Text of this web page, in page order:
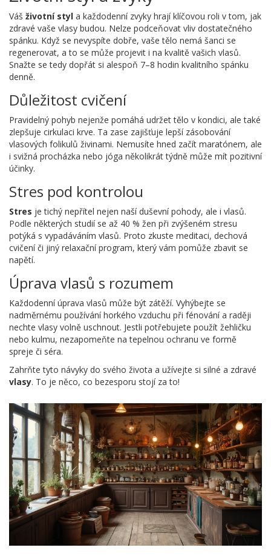
Váš životní styl a každodenní zvyky hrají klíčovou roli v tom, jak
zdravé vaše vlasy budou. Nelze podceňovat vliv dostatečného
spánku. Když se nevyspíte dobře, vaše tělo nemá šanci se
regenerovat, a to se může projevit i na kvalitě vašich vlasů.
Snažte se tedy dopřát si alespoň 7–8 hodin kvalitního spánku
denně.
Důležitost cvičení
Pravidelný pohyb nejenže pomáhá udržet tělo v kondici, ale také
zlepšuje cirkulaci krve. Ta zase zajišťuje lepší zásobování
vlasových folikulů živinami. Nemusíte hned začít maratónem, ale
i svižná procházka nebo jóga několikrát týdně může mít pozitivní
účinky.
Stres pod kontrolou
Stres je tichý nepřítel nejen naší duševní pohody, ale i vlasů.
Podle některých studií se až 40 % žen při zvýšeném stresu
potýká s vypadáváním vlasů. Proto zkuste meditaci, dechová
cvičení či jiný relaxační program, který vám pomůže zbavit se
napětí.
Úprava vlasů s rozumem
Každodenní úprava vlasů může být zátěží. Vyhýbejte se
nadměrnému používání horkého vzduchu při fénování a raději
nechte vlasy volně uschnout. Jestli potřebujete použít žehličku
nebo kulmu, nezapomeňte na tepelnou ochranu ve formě
spreje či séra.
Zahrňte tyto návyky do svého života a užívejte si silné a zdravé
vlasy. To je něco, co bezesporu stojí za to!